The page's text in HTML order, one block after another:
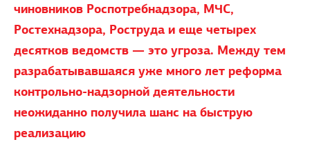
чиновников Роспотребнадзора, МЧС,
Ростехнадзора, Роструда и еще четырех
десятков ведомств — это угроза. Между тем
разрабатывавшаяся уже много лет реформа
контрольно-надзорной деятельности
неожиданно получила шанс на быструю
реализацию